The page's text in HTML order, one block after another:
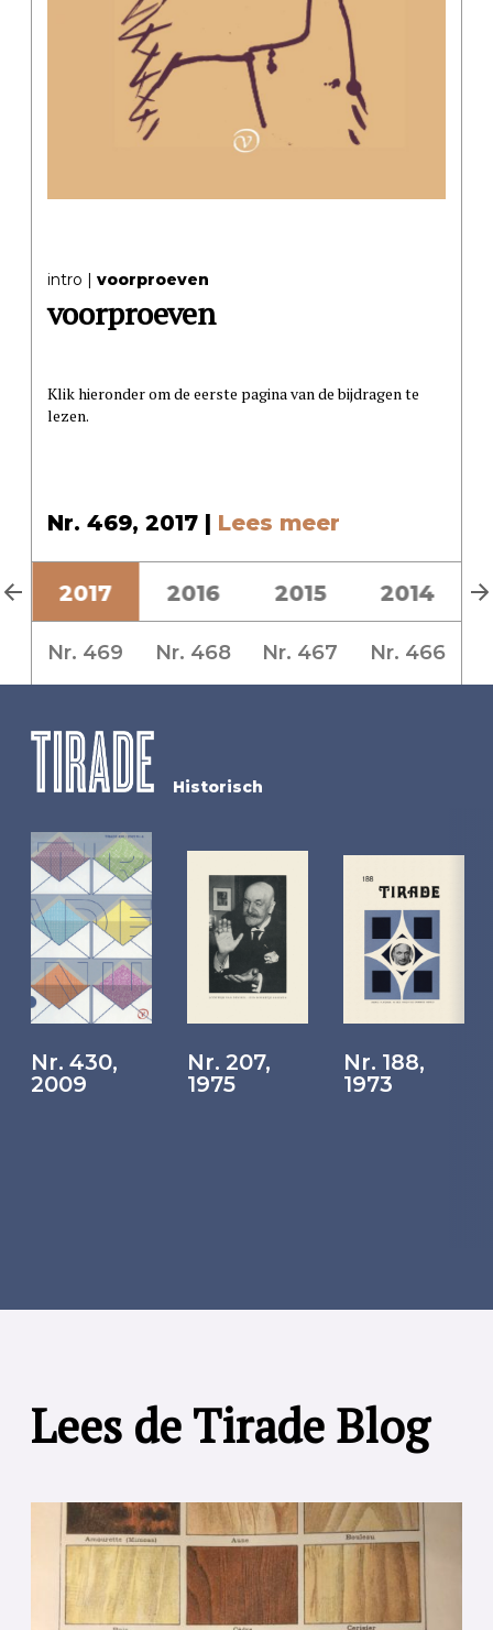
intro voorproeven
voorproeven
Klik hieronder om de eerste pagina van de bijdragen te
lezen.
Nr. 469, 2017 | Lees meer
2017 2016 2015 2014
Nr. 469 Nr. 468 Nr. 467 Nr. 466
Historisch
Nr. 430,
2009
Nr. 207,
1975
Nr. 188,
1973
Lees de Tirade Blog